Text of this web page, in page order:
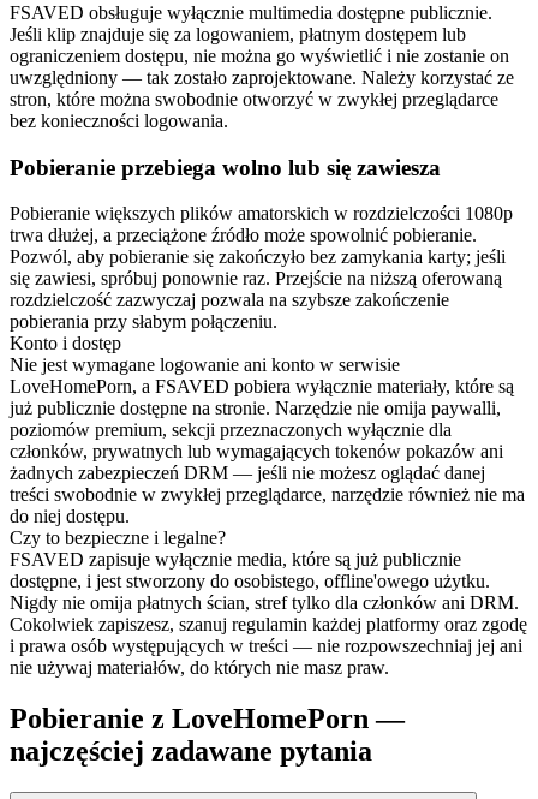
FSAVED obsługuje wyłącznie multimedia dostępne publicznie.
Jeśli klip znajduje się za logowaniem, płatnym dostępem lub
ograniczeniem dostępu, nie można go wyświetlić i nie zostanie on
uwzględniony — tak zostało zaprojektowane. Należy korzystać ze
stron, które można swobodnie otworzyć w zwykłej przeglądarce
bez konieczności logowania.
Pobieranie przebiega wolno lub się zawiesza
Pobieranie większych plików amatorskich w rozdzielczości 1080p
trwa dłużej, a przeciążone źródło może spowolnić pobieranie.
Pozwól, aby pobieranie się zakończyło bez zamykania karty; jeśli
się zawiesi, spróbuj ponownie raz. Przejście na niższą oferowaną
rozdzielczość zazwyczaj pozwala na szybsze zakończenie
pobierania przy słabym połączeniu.
Konto i dostęp
Nie jest wymagane logowanie ani konto w serwisie
LoveHomePorn, a FSAVED pobiera wyłącznie materiały, które są
już publicznie dostępne na stronie. Narzędzie nie omija paywalli,
poziomów premium, sekcji przeznaczonych wyłącznie dla
członków, prywatnych lub wymagających tokenów pokazów ani
żadnych zabezpieczeń DRM — jeśli nie możesz oglądać danej
treści swobodnie w zwykłej przeglądarce, narzędzie również nie ma
do niej dostępu.
Czy to bezpieczne i legalne?
FSAVED zapisuje wyłącznie media, które są już publicznie
dostępne, i jest stworzony do osobistego, offline'owego użytku.
Nigdy nie omija płatnych ścian, stref tylko dla członków ani DRM.
Cokolwiek zapiszesz, szanuj regulamin każdej platformy oraz zgodę
i prawa osób występujących w treści — nie rozpowszechniaj jej ani
nie używaj materiałów, do których nie masz praw.
Pobieranie z LoveHomePorn —
najczęściej zadawane pytania